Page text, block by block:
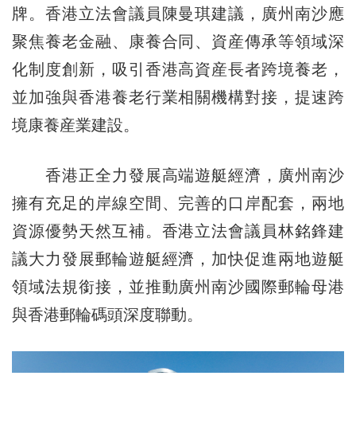
牌。香港立法會議員陳曼琪建議，廣州南沙應
聚焦養老金融、康養合同、資産傳承等領域深
化制度創新，吸引香港高資産長者跨境養老，
並加強與香港養老行業相關機構對接，提速跨
境康養産業建設。
香港正全力發展高端遊艇經濟，廣州南沙
擁有充足的岸線空間、完善的口岸配套，兩地
資源優勢天然互補。香港立法會議員林銘鋒建
議大力發展郵輪遊艇經濟，加快促進兩地遊艇
領域法規銜接，並推動廣州南沙國際郵輪母港
與香港郵輪碼頭深度聯動。